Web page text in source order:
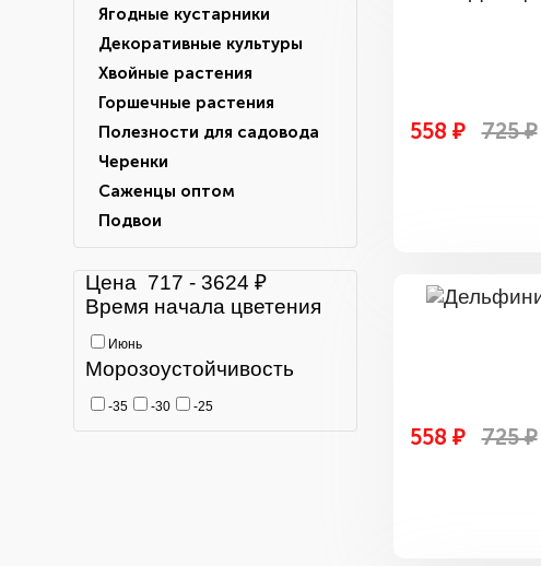
Ягодные кустарники
Декоративные культуры
Хвойные растения
Горшечные растения
Полезности для садовода
Черенки
Саженцы оптом
Подвои
Цена 717 - 3624 ₽
Время начала цветения
Июнь
Морозоустойчивость
-35 -30 -25
558 ₽ 725 ₽
558 ₽ 725 ₽